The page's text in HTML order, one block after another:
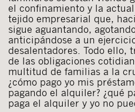
el confinamiento y la
tejido empresarial que,
sigue aguantando,
anticipándose a un
desalentadores. Todo ello,
de las obligaciones
multitud de familias a la
¿cómo pago yo mis
pagando el alquiler? ¿qué
paga el alquiler y yo no